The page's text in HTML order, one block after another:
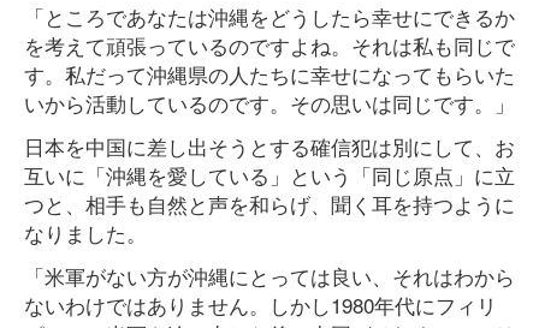
「ところであなたは沖縄をどうしたら幸せにできるか
を考えて頑張っているのですよね。それは私も同じで
す。私だって沖縄県の人たちに幸せになってもらいた
いから活動しているのです。その思いは同じです。」
日本を中国に差し出そうとする確信犯は別にして、お
互いに「沖縄を愛している」という「同じ原点」に立
つと、相手も自然と声を和らげ、聞く耳を持つように
なりました。
「米軍がない方が沖縄にとっては良い、それはわから
ないわけではありません。しかし1980年代にフィリ